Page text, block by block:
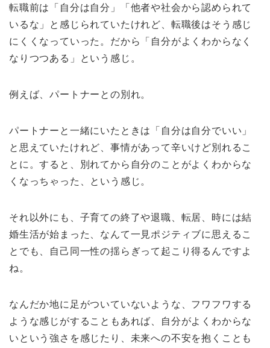
転職前は「自分は自分」「他者や社会から認められて
いるな」と感じられていたけれど、転職後はそう感じ
にくくなっていった。だから「自分がよくわからなく
なりつつある」という感じ。
例えば、パートナーとの別れ。
パートナーと一緒にいたときは「自分は自分でいい」
と思えていたけれど、事情があって辛いけど別れるこ
とに。すると、別れてから自分のことがよくわからな
くなっちゃった、という感じ。
それ以外にも、子育ての終了や退職、転居、時には結
婚生活が始まった、なんて一見ポジティブに思えるこ
とでも、自己同一性の揺らぎって起こり得るんですよ
ね。
なんだか地に足がついていないような、フワフワする
ような感じがすることもあれば、自分がよくわからな
いという強さを感じたり、未来への不安を抱くことも